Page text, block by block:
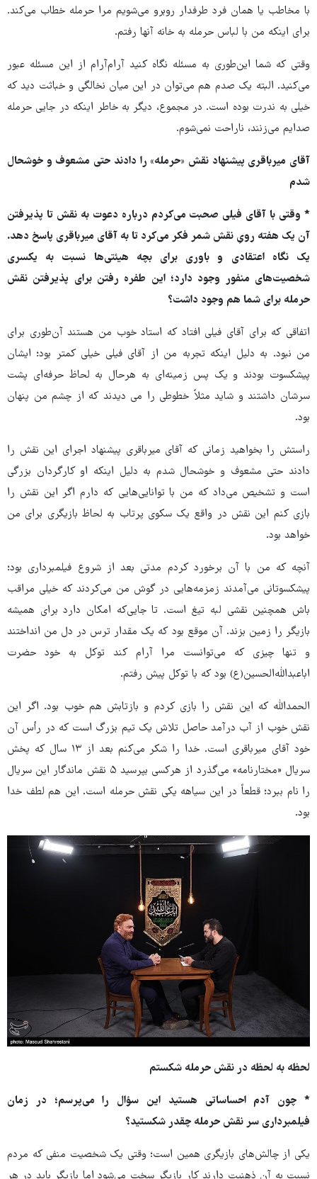
با مخاطب یا همان فرد طرفدار روبرو می‌شویم مرا حرمله خطاب می‌کند.
برای اینکه من با لباس حرمله به خانه آنها رفتم.
وقتی که شما این‌طوری به مسئله نگاه کنید آرام‌آرام از این مسئله عبور
می‌کنید. البته یک صدم هم می‌توان در این میان نخالگی و خباثت دید که
خیلی به ندرت بوده است. در مجموع، دیگر به خاطر اینکه در جایی حرمله
صدایم می‌زنند، ناراحت نمی‌شوم.
آقای میرباقری پیشنهاد نقش «حرمله» را دادند حتی مشعوف و خوشحال
شدم
* وقتی با آقای فیلی صحبت می‌کردم درباره دعوت به نقش تا پذیرفتن
آن یک هفته رویِ نقش شمر فکر می‌کرد تا به آقای میرباقری پاسخ دهد.
یک نگاه اعتقادی و باوری برای بچه هیئتی‌ها نسبت به یکسری
شخصیت‌های منفور وجود دارد؛ این طفره رفتن برای پذیرفتن نقش
حرمله برای شما هم وجود داشت؟
اتفاقی که برای آقای فیلی افتاد که استاد خوب من هستند آن‌طوری برای
من نبود. به دلیل اینکه تجربه من از آقای فیلی خیلی کمتر بود؛ ایشان
پیشکسوت بودند و یک پس زمینه‌ای به هرحال به لحاظ حرفه‌ای پشت
سرشان داشتند و شاید مثلاً خطوطی را می دیدند که از چشم من پنهان
بود.
راستش را بخواهید زمانی که آقای میرباقری پیشنهاد اجرای این نقش را
دادند حتی مشعوف و خوشحال شدم به دلیل اینکه او کارگردان بزرگی
است و تشخیص می‌داد که من با توانایی‌هایی که دارم اگر این نقش را
بازی کنم این نقش در واقع یک سکوی پرتاب به لحاظ بازیگری برای من
خواهد بود.
آنچه که من با آن برخورد کردم مدتی بعد از شروع فیلمبرداری بود؛
پیشکسوتانی می‌آمدند زمزمه‌هایی در گوش من می‌کردند که خیلی مراقب
باش همچنین نقشی لبه تیغ است. تا جایی‌که امکان دارد برای همیشه
بازیگر را زمین بزند. آن موقع بود که یک مقدار ترس در دل من انداختند
و تنها چیزی که می‌توانست مرا آرام کند توکل به خود حضرت
اباعبدالله‌الحسین(ع) بود که با توکل پیش رفتم.
الحمدالله که این نقش را بازی کردم و بازتابش هم خوب بود. اگر این
نقش خوب از آب درآمد حاصل تلاش یک تیم بزرگ است که در رأس آن
خود آقای میرباقری است. خدا را شکر می‌کنم بعد از ۱۳ سال که پخش
سریال «مختارنامه» می‌گذرد از هرکسی بپرسید ۵ نقش ماندگار این سریال
را نام ببرد؛ قطعاً در این سیاهه یکی نقش حرمله است. این هم لطف خدا
بود.
لحظه به لحظه در نقش حرمله شکستم
* چون آدم احساساتی هستید این سؤال را می‌پرسم؛ در زمان
فیلمبرداری سر نقش حرمله چقدر شکستید؟
یکی از چالش‌های بازیگری همین است؛ وقتی یک شخصیت منفی که مردم